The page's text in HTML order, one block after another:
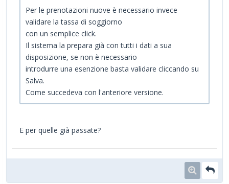
Per le prenotazioni nuove è necessario invece
validare la tassa di soggiorno
con un semplice click.
Il sistema la prepara già con tutti i dati a sua
disposizione, se non è necessario
introdurre una esenzione basta validare cliccando su
Salva.
Come succedeva con l'anteriore versione.
E per quelle già passate?